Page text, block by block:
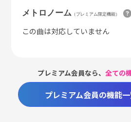
メトロノーム （プレミアム限定機能）
この曲は対応していません
プレミアム会員なら、全ての
プレミアム会員の機能